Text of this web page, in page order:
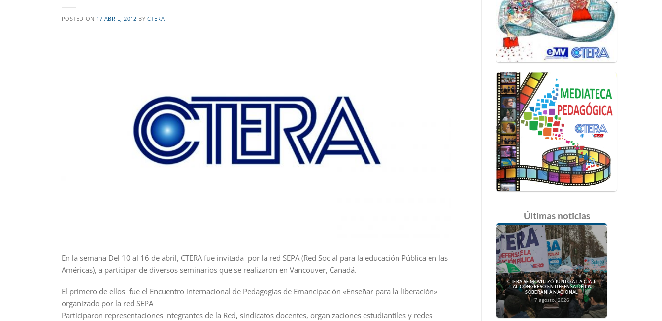
POSTED ON 17 ABRIL, 2012 BY CTERA
En la semana Del 10 al 16 de abril, CTERA fue invitada por la red SEPA (Red Social para la educación Pública en las
Américas), a participar de diversos seminarios que se realizaron en Vancouver, Canadá.
El primero de ellos fue el Encuentro internacional de Pedagogias de Emancipación «Enseñar para la liberación»
organizado por la red SEPA
Participaron representaciones integrantes de la Red, sindicatos docentes, organizaciones estudiantiles y redes
Últimas noticias
CTERA SE MOVILIZÓ JUNTO A LA CTA T
AL CONGRESO EN DEFENSA DE LA
SOBERANÍA NACIONAL
7 agosto, 2026